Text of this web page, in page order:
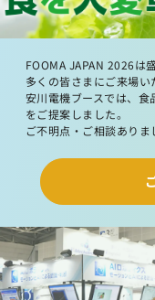
FOOMA JAPAN 2026は
多くの皆さまにご来場い
安川電機ブースでは、
をご提案しました。
ご不明点・ご相談ありま